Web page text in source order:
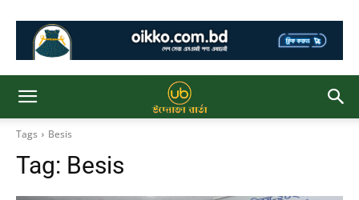
Tags Besis
Tag: Besis